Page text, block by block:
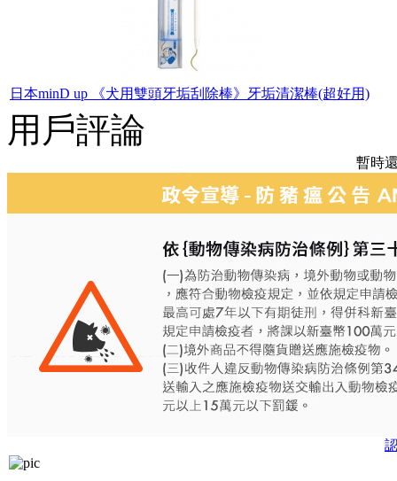
日本minD up 《犬用雙頭牙垢刮除棒》牙垢清潔棒(超好用)
用戶評論
暫時